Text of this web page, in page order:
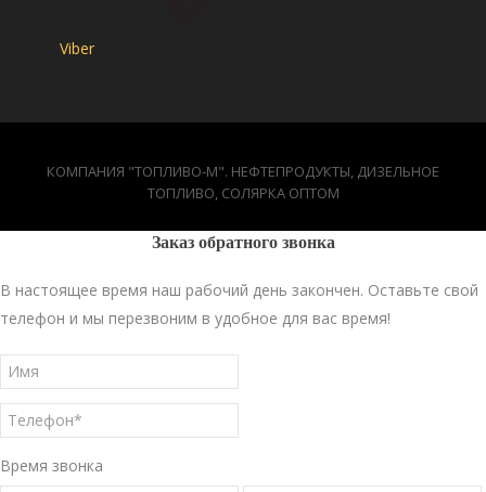
Viber
КОМПАНИЯ "ТОПЛИВО-М". НЕФТЕПРОДУКТЫ, ДИЗЕЛЬНОЕ
ТОПЛИВО, СОЛЯРКА ОПТОМ
Заказ обратного звонка
В настоящее время наш рабочий день закончен. Оставьте свой
телефон и мы перезвоним в удобное для вас время!
Время звонка